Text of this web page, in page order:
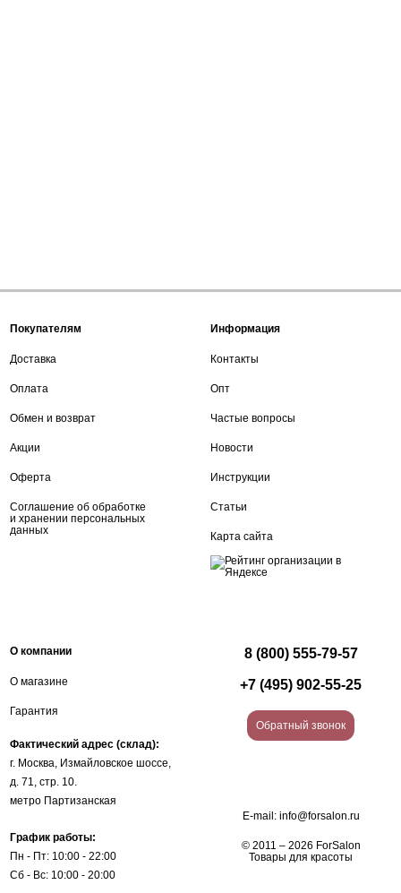
Покупателям
Доставка
Оплата
Обмен и возврат
Акции
Оферта
Соглашение об обработке
и хранении персональных
данных
Информация
Контакты
Опт
Частые вопросы
Новости
Инструкции
Статьи
Карта сайта
О компании
О магазине
Гарантия
Фактический адрес (склад):
г. Москва, Измайловское шоссе,
д. 71, стр. 10.
метро Партизанская
График работы:
Пн - Пт: 10:00 - 22:00
Сб - Вс: 10:00 - 20:00
8 (800) 555-79-57
+7 (495) 902-55-25
Обратный звонок
E-mail: info@forsalon.ru
© 2011 – 2026 ForSalon
Товары для красоты